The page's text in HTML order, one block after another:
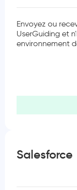
Envoyez ou
UserGuiding et
environnement
Salesforce